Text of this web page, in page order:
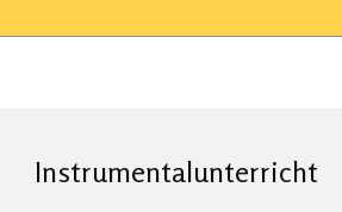
Instrumentalunterricht